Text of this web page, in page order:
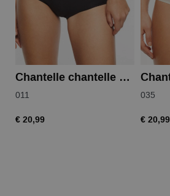
Chantelle chantelle soft stretch shorty
011
€ 20,99
035
€ 20,99